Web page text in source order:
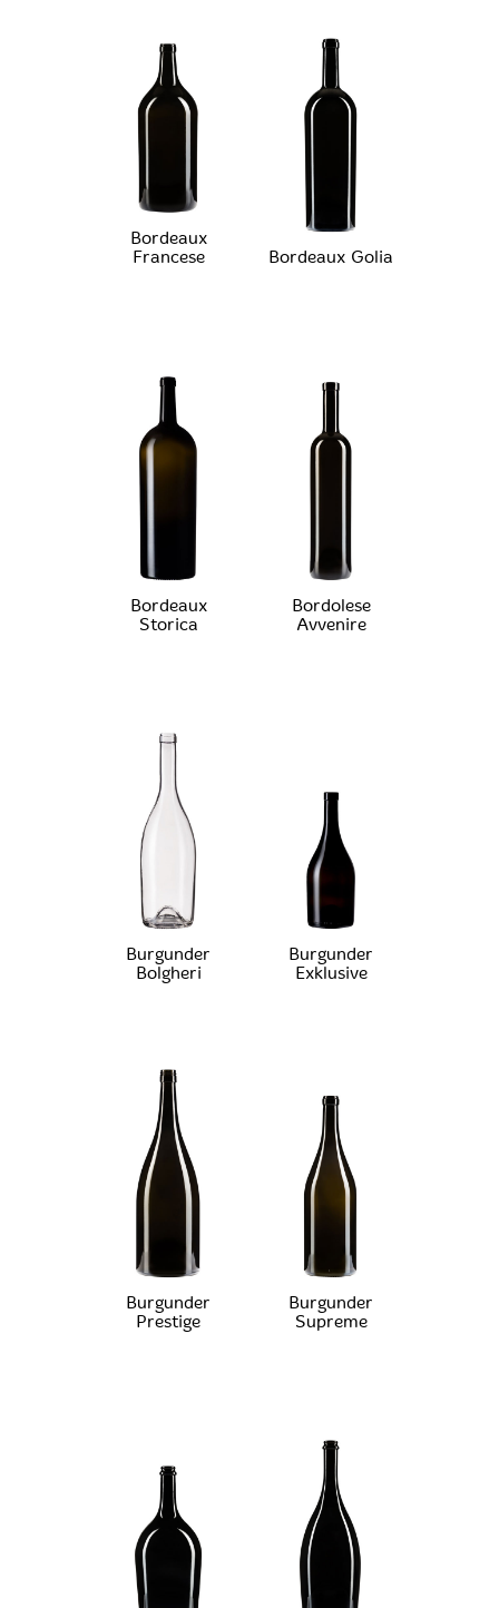
Bordeaux
Francese
Bordeaux Golia
Bordeaux
Storica
Bordolese
Avvenire
Burgunder
Bolgheri
Burgunder
Exklusive
Burgunder
Prestige
Burgunder
Supreme